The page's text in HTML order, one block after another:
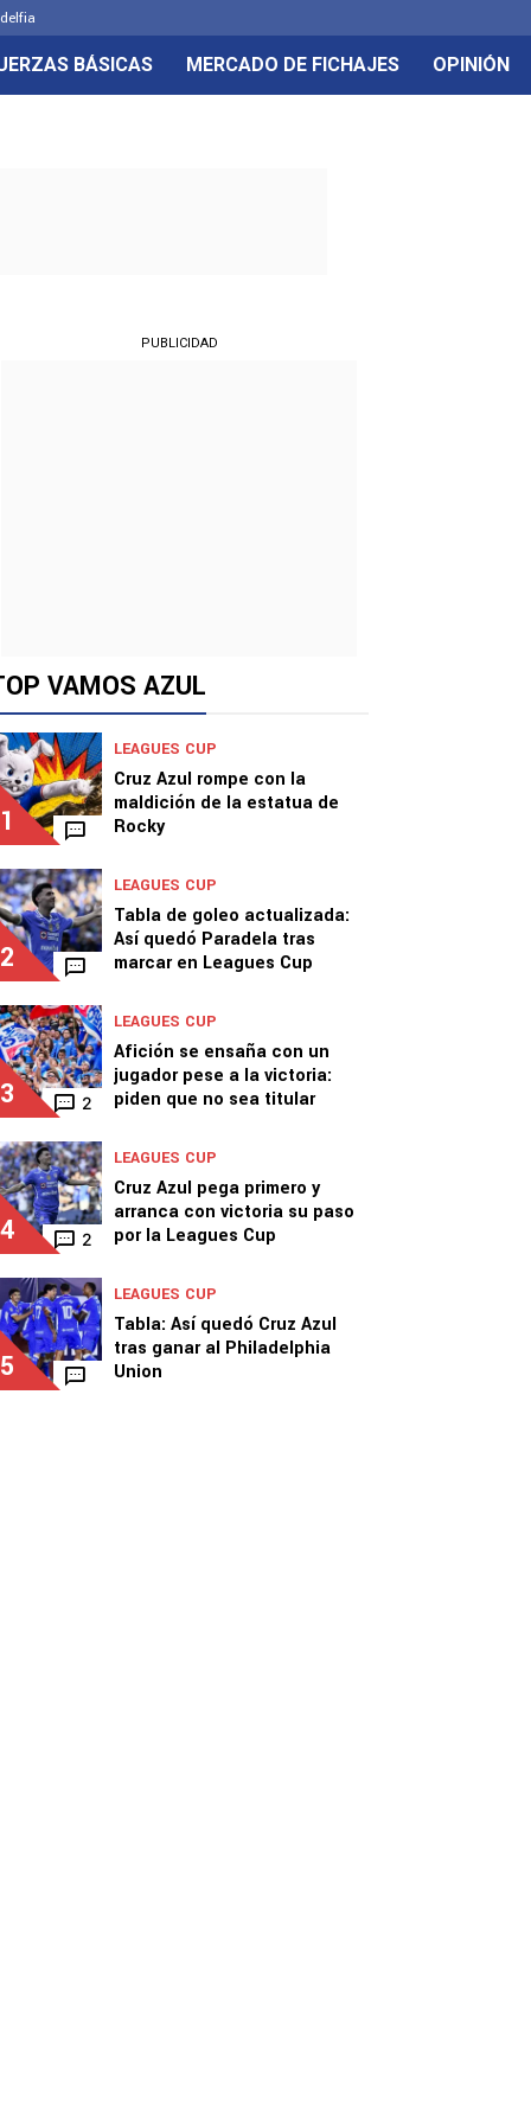
BÁSICAS MERCADO DE FICHAJES OPINIÓN
PUBLICIDAD
VAMOS AZUL
1
LEAGUES CUP
Cruz Azul rompe con la
maldición de la estatua de
Rocky
2
LEAGUES CUP
Tabla de goleo actualizada:
Así quedó Paradela tras
marcar en Leagues Cup
3 2
LEAGUES CUP
Afición se ensaña con un
jugador pese a la victoria:
piden que no sea titular
4 2
LEAGUES CUP
Cruz Azul pega primero y
arranca con victoria su paso
por la Leagues Cup
5
LEAGUES CUP
Tabla: Así quedó Cruz Azul
tras ganar al Philadelphia
Union